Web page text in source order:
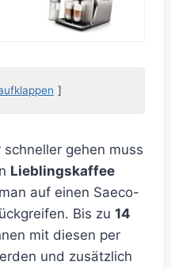
gehen muss
Lieblingskaffee
auf einen Saeco-
Bis zu 14
mit diesen per
und zusätzlich